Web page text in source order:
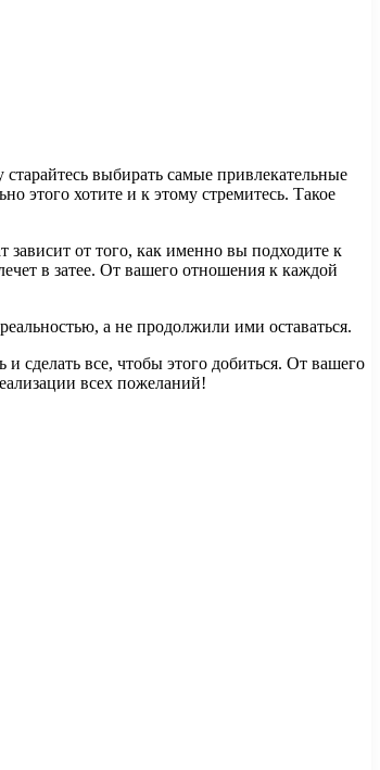
выбирать самые привлекательные
этого хотите и к этому стремитесь. Такое
зависит от того, как именно вы подходите к
в затее. От вашего отношения к каждой
а не продолжили ими оставаться.
и сделать все, чтобы этого добиться. От вашего
всех пожеланий!